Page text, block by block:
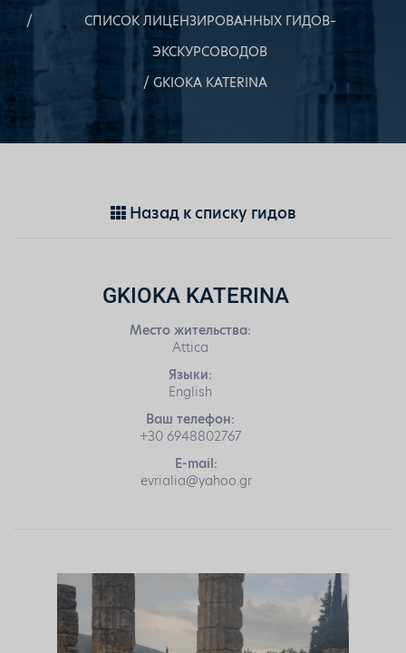
СПИСОК ЛИЦЕНЗИРОВАННЫХ ГИДОВ–
ЭКСКУРСОВОДОВ
GKIOKA KATERINA
Назад к списку гидов
GKIOKA KATERINA
Место жительства:
Attica
Языки:
English
Ваш телефон:
+30 6948802767
E-mail:
evrialia@yahoo.gr